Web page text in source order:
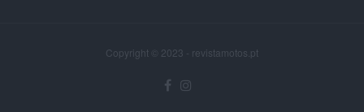
Copyright © 2023 - revistamotos.pt